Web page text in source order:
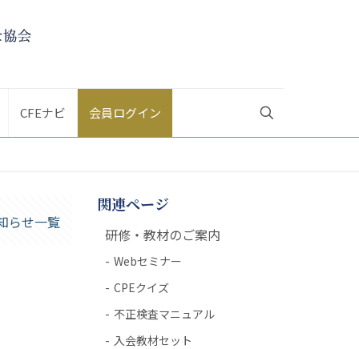
CFEナビ 会員ログイン
らせ一覧
関連ページ
研修・教材のご案内
Webセミナー
CPEクイズ
不正検査マニュアル
入会教材セット